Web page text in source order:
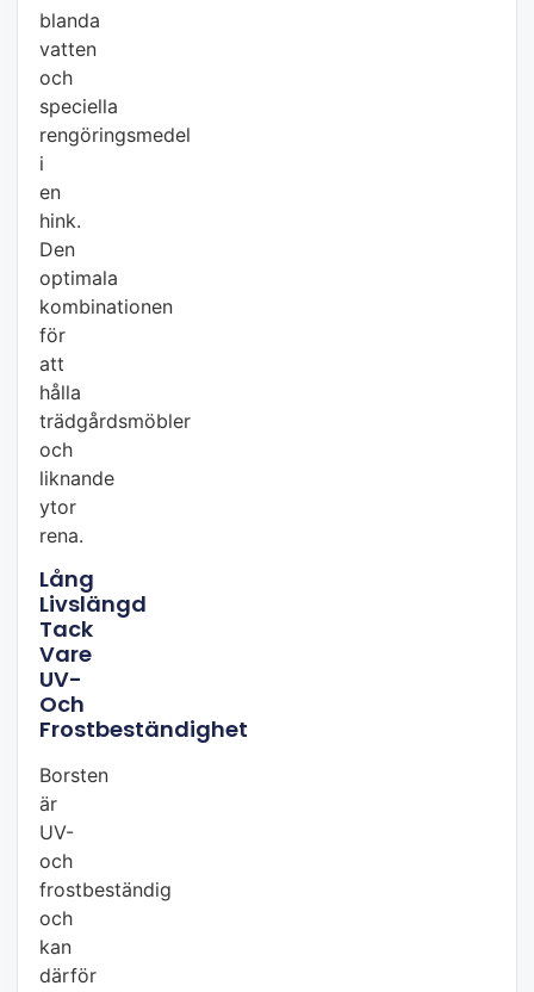
blanda
vatten
och
speciella
rengöringsmedel
i
en
hink.
Den
optimala
kombinationen
för
att
hålla
trädgårdsmöbler
och
liknande
ytor
rena.
Lång
Livslängd
Tack
Vare
UV-
Och
Frostbeständighet
Borsten
är
UV-
och
frostbeständig
och
kan
därför